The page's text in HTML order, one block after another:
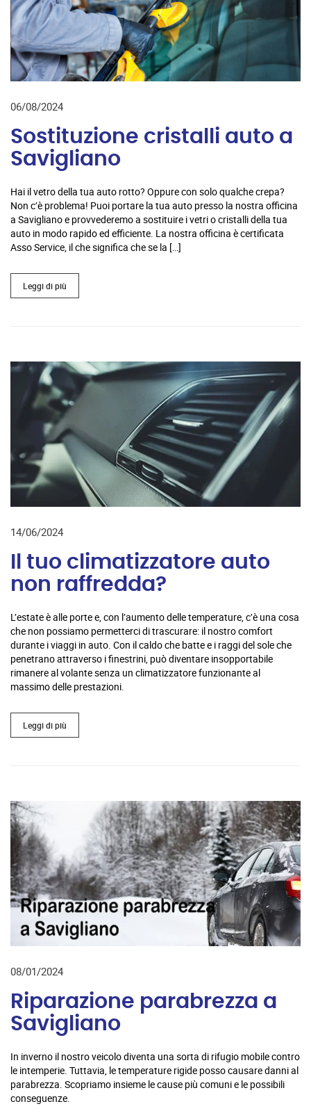
06/08/2024
Sostituzione cristalli auto a
Savigliano
Hai il vetro della tua auto rotto? Oppure con solo qualche crepa?
Non c’è problema! Puoi portare la tua auto presso la nostra officina
a Savigliano e provvederemo a sostituire i vetri o cristalli della tua
auto in modo rapido ed efficiente. La nostra officina è certificata
Asso Service, il che significa che se la […]
Leggi di più
14/06/2024
Il tuo climatizzatore auto
non raffredda?
L’estate è alle porte e, con l’aumento delle temperature, c’è una cosa
che non possiamo permetterci di trascurare: il nostro comfort
durante i viaggi in auto. Con il caldo che batte e i raggi del sole che
penetrano attraverso i finestrini, può diventare insopportabile
rimanere al volante senza un climatizzatore funzionante al
massimo delle prestazioni.
Leggi di più
08/01/2024
Riparazione parabrezza a
Savigliano
In inverno il nostro veicolo diventa una sorta di rifugio mobile contro
le intemperie. Tuttavia, le temperature rigide posso causare danni al
parabrezza. Scopriamo insieme le cause più comuni e le possibili
conseguenze.